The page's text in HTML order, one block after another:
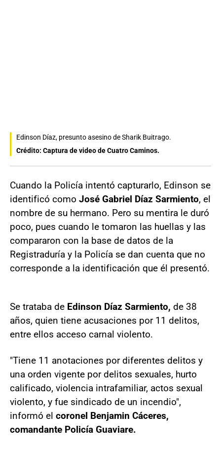
Edinson Díaz, presunto asesino de Sharik Buitrago.
Crédito: Captura de video de Cuatro Caminos.
Cuando la Policía intentó capturarlo, Edinson se
identificó como José Gabriel Díaz Sarmiento, el
nombre de su hermano. Pero su mentira le duró
poco, pues cuando le tomaron las huellas y las
compararon con la base de datos de la
Registraduría y la Policía se dan cuenta que no
corresponde a la identificación que él presentó.
Se trataba de Edinson Díaz Sarmiento, de 38
años, quien tiene acusaciones por 11 delitos,
entre ellos acceso carnal violento.
"Tiene 11 anotaciones por diferentes delitos y
una orden vigente por delitos sexuales, hurto
calificado, violencia intrafamiliar, actos sexual
violento, y fue sindicado de un incendio",
informó el coronel Benjamin Cáceres,
comandante Policía Guaviare.